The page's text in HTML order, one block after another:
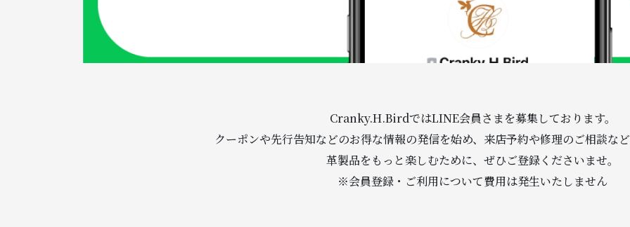
Cranky.H.BirdではLINE会員さまを募集しております。
クーポンや先行告知などのお得な情報の発信を始め、来店予約や修理のご相談など
革製品をもっと楽しむために、ぜひご登録くださいませ。
※会員登録・ご利用について費用は発生いたしません